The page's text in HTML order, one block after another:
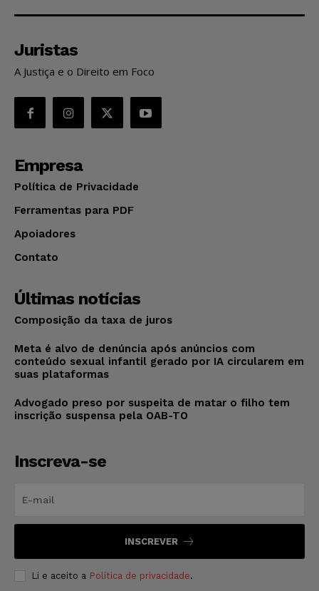
Juristas
A Justiça e o Direito em Foco
Empresa
Política de Privacidade
Ferramentas para PDF
Apoiadores
Contato
Últimas notícias
Composição da taxa de juros
Meta é alvo de denúncia após anúncios com
conteúdo sexual infantil gerado por IA circularem em
suas plataformas
Advogado preso por suspeita de matar o filho tem
inscrição suspensa pela OAB-TO
Inscreva-se
INSCREVER
Li e aceito a Política de privacidade.